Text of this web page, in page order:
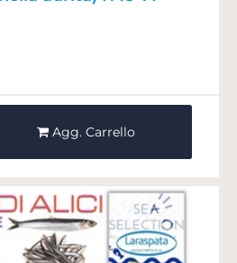
Agg. Carrello